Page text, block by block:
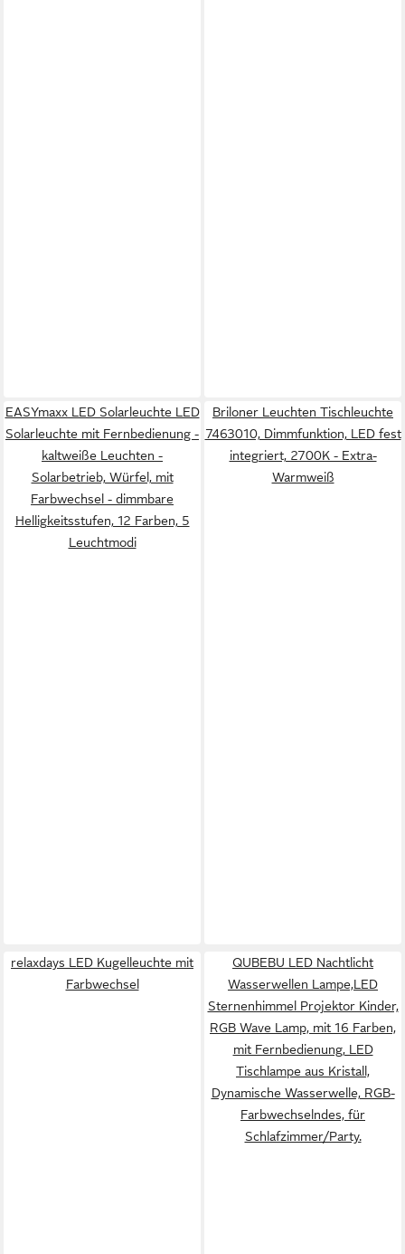
EASYmaxx LED Solarleuchte LED
Solarleuchte mit Fernbedienung -
kaltweiße Leuchten -
Solarbetrieb, Würfel, mit
Farbwechsel - dimmbare
Helligkeitsstufen, 12 Farben, 5
Leuchtmodi
Briloner Leuchten Tischleuchte
7463010, Dimmfunktion, LED fest
integriert, 2700K - Extra-
Warmweiß
relaxdays LED Kugelleuchte mit
Farbwechsel
QUBEBU LED Nachtlicht
Wasserwellen Lampe,LED
Sternenhimmel Projektor Kinder,
RGB Wave Lamp, mit 16 Farben,
mit Fernbedienung, LED
Tischlampe aus Kristall,
Dynamische Wasserwelle, RGB-
Farbwechselndes, für
Schlafzimmer/Party.